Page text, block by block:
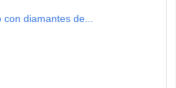
con diamantes de...